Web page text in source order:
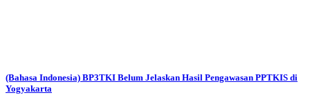
(Bahasa Indonesia) BP3TKI Belum Jelaskan Hasil Pengawasan PPTKIS di
Yogyakarta